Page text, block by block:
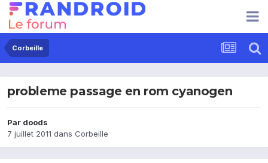
Corbeille
probleme passage en rom cyanogen
Par doods
7 juillet 2011 dans Corbeille